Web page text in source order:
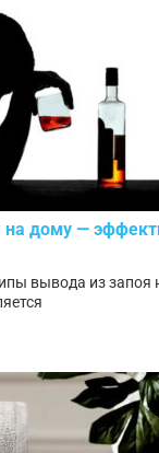
на дому —
вывода из запоя